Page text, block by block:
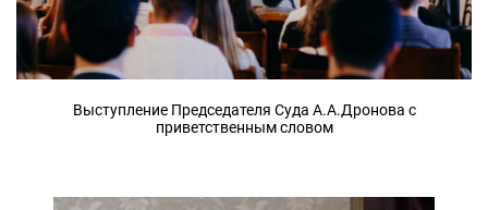
Выступление Председателя Суда А.А.Дронова с
приветственным словом